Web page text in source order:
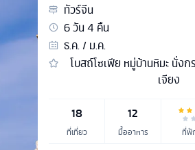
ทัวร์จีน
6วัน4 คืน
ธ.ค. / ม.ค.
โบสถ์โซเฟีย หมู่บ้านหิมะ นั่งก
เจียง
18
ที่เที่ยว
12
มื้ออาหาร ที่พั